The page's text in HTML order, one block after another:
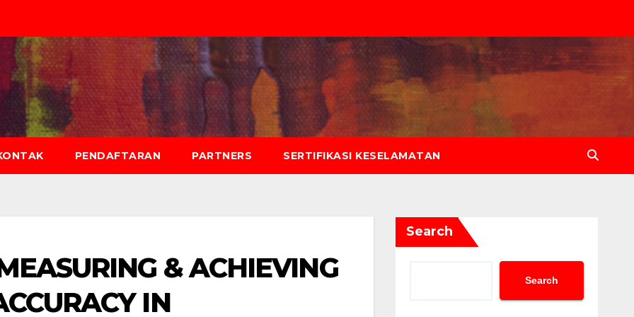
PENDAFTARAN PARTNERS SERTIFIKASI KESELAMATAN
& ACHIEVING
IN
Search
Search